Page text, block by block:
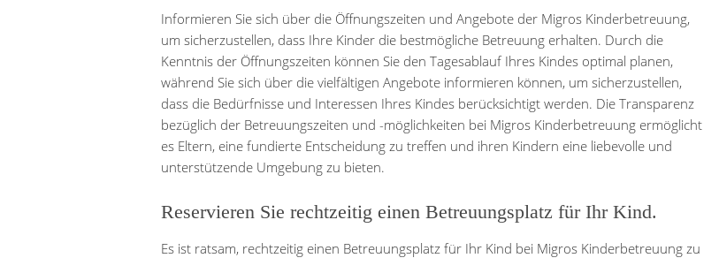
Informieren Sie sich über die Öffnungszeiten und Angebote der Migros Kinderbetreuung,
um sicherzustellen, dass Ihre Kinder die bestmögliche Betreuung erhalten. Durch die
Kenntnis der Öffnungszeiten können Sie den Tagesablauf Ihres Kindes optimal planen,
während Sie sich über die vielfältigen Angebote informieren können, um sicherzustellen,
dass die Bedürfnisse und Interessen Ihres Kindes berücksichtigt werden. Die Transparenz
bezüglich der Betreuungszeiten und -möglichkeiten bei Migros Kinderbetreuung ermöglicht
es Eltern, eine fundierte Entscheidung zu treffen und ihren Kindern eine liebevolle und
unterstützende Umgebung zu bieten.
Reservieren Sie rechtzeitig einen Betreuungsplatz für Ihr Kind.
Es ist ratsam, rechtzeitig einen Betreuungsplatz für Ihr Kind bei Migros Kinderbetreuung zu